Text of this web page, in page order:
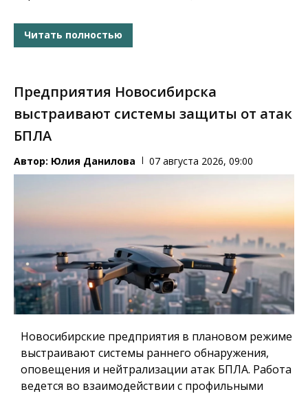
Читать полностью
Предприятия Новосибирска
выстраивают системы защиты от атак
БПЛА
Автор: Юлия Данилова 07 августа 2026, 09:00
Новосибирские предприятия в плановом режиме
выстраивают системы раннего обнаружения,
оповещения и нейтрализации атак БПЛА. Работа
ведется во взаимодействии с профильными